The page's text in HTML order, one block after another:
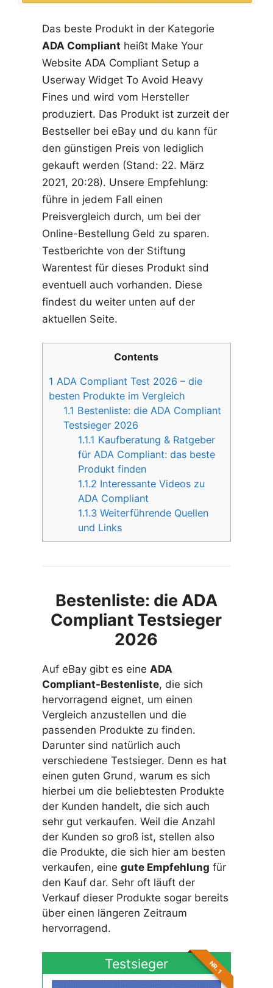
Das beste Produkt in der Kategorie
ADA Compliant heißt Make Your
Website ADA Compliant Setup a
Userway Widget To Avoid Heavy
Fines und wird vom Hersteller
produziert. Das Produkt ist zurzeit der
Bestseller bei eBay und du kann für
den günstigen Preis von lediglich
gekauft werden (Stand: 22. März
2021, 20:28). Unsere Empfehlung:
führe in jedem Fall einen
Preisvergleich durch, um bei der
Online-Bestellung Geld zu sparen.
Testberichte von der Stiftung
Warentest für dieses Produkt sind
eventuell auch vorhanden. Diese
findest du weiter unten auf der
aktuellen Seite.
Contents
1 ADA Compliant Test 2026 – die
besten Produkte im Vergleich
1.1 Bestenliste: die ADA Compliant
Testsieger 2026
1.1.1 Kaufberatung & Ratgeber
für ADA Compliant: das beste
Produkt finden
1.1.2 Interessante Videos zu
ADA Compliant
1.1.3 Weiterführende Quellen
und Links
Bestenliste: die ADA
Compliant Testsieger
2026
Auf eBay gibt es eine ADA
Compliant-Bestenliste, die sich
hervorragend eignet, um einen
Vergleich anzustellen und die
passenden Produkte zu finden.
Darunter sind natürlich auch
verschiedene Testsieger. Denn es hat
einen guten Grund, warum es sich
hierbei um die beliebtesten Produkte
der Kunden handelt, die sich auch
sehr gut verkaufen. Weil die Anzahl
der Kunden so groß ist, stellen also
die Produkte, die sich hier am besten
verkaufen, eine gute Empfehlung für
den Kauf dar. Sehr oft läuft der
Verkauf dieser Produkte sogar bereits
über einen längeren Zeitraum
hervorragend.
Testsieger NR. 1